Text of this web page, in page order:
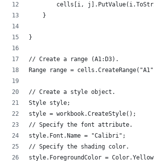
cells[i,
    }
// Create a range (A1:D3).
Range range =
// Create a style object.
Style style;
style = workbook.CreateStyle();
// Specify the font attribute.
style.Font.Name = "Calibri";
// Specify the shading color.
style.ForegroundColor =